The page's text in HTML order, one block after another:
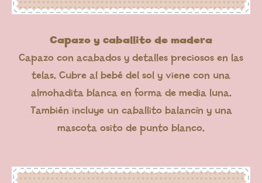
Capazo y caballito de madera
Capazo con acabados y detalles preciosos en las
telas. Cubre al bebé del sol y viene con una
almohadita blanca en forma de media luna.
También incluye un caballito balancín y una
mascota osito de punto blanco.